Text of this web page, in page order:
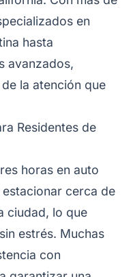
en
hasta
avanzados,
la atención que
Residentes de
horas en auto
estacionar cerca de
ciudad, lo que
estrés. Muchas
con